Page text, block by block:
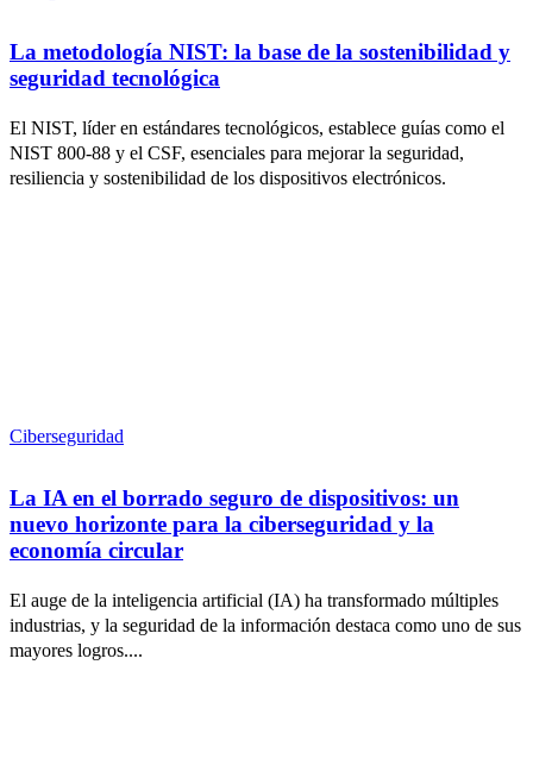
La metodología NIST: la base de la sostenibilidad y
seguridad tecnológica
El NIST, líder en estándares tecnológicos, establece guías como el
NIST 800-88 y el CSF, esenciales para mejorar la seguridad,
resiliencia y sostenibilidad de los dispositivos electrónicos.
Ciberseguridad
La IA en el borrado seguro de dispositivos: un
nuevo horizonte para la ciberseguridad y la
economía circular
El auge de la inteligencia artificial (IA) ha transformado múltiples
industrias, y la seguridad de la información destaca como uno de sus
mayores logros....